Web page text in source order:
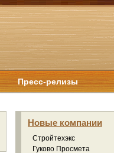
Пресс-релизы
Новые компании
Стройтехэкс
Гуково Просмета